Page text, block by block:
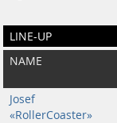
LINE-UP
NAME
Josef
«RollerCoaster»